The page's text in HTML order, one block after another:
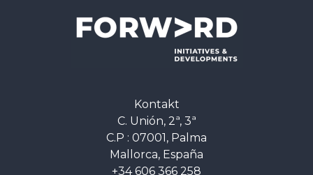
Kontakt
C. Unión, 2ª, 3ª
C.P : 07001, Palma
Mallorca, España
+34 606 366 258